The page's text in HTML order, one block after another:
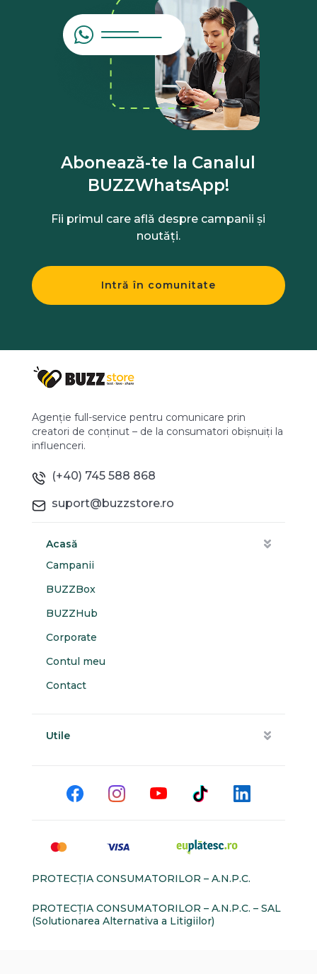
Abonează-te la Canalul
BUZZWhatsApp!
Fii primul care află despre campanii și
noutăți.
Intră în comunitate
Agenție full-service pentru comunicare prin
creatori de conținut – de la consumatori obișnuiți la
influenceri.
(+40) 745 588 868
suport@buzzstore.ro
Acasă
Campanii
BUZZBox
BUZZHub
Corporate
Contul meu
Contact
Utile
PROTECŢIA CONSUMATORILOR – A.N.P.C.
PROTECŢIA CONSUMATORILOR – A.N.P.C. – SAL
(Solutionarea Alternativa a Litigiilor)